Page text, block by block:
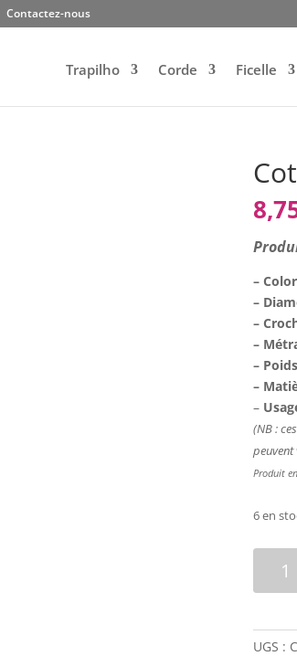
Contactez-nous
Trapilho Corde Ficelle
–
–
–
–
–
–
–
(NB :
peuvent
Produit
6 en
-UGS :